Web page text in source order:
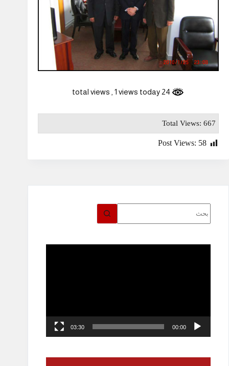
, 1 views today
Total Views: 667
Post Views: 58
توجد
00:00
03:30